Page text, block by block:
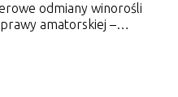
odmiany winorośli
amatorskiej –